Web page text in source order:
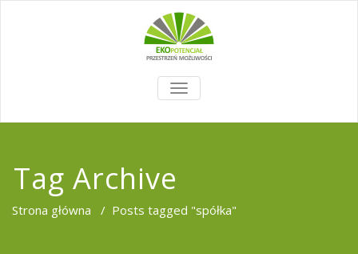
TOGGLE
NAVIGATION
Tag Archive
Strona główna / Posts tagged "spółka"